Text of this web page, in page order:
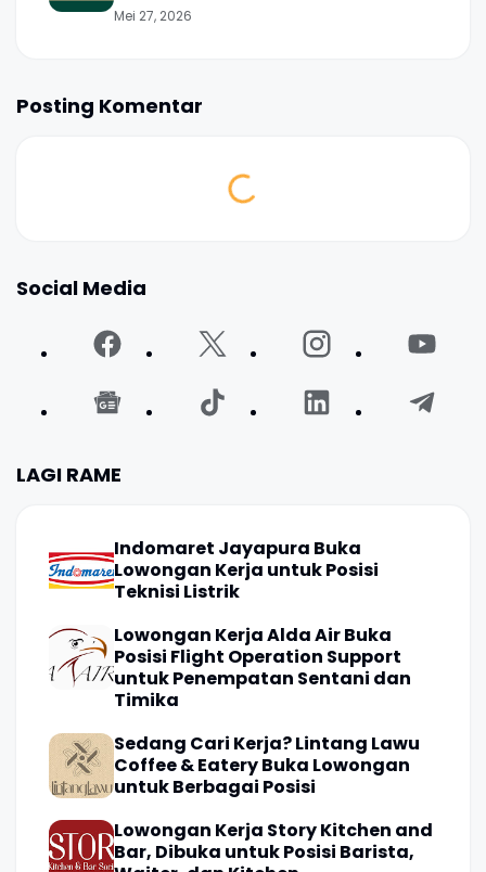
Mei 27, 2026
Posting Komentar
Social Media
LAGI RAME
Indomaret Jayapura Buka
Lowongan Kerja untuk Posisi
Teknisi Listrik
Lowongan Kerja Alda Air Buka
Posisi Flight Operation Support
untuk Penempatan Sentani dan
Timika
Sedang Cari Kerja? Lintang Lawu
Coffee & Eatery Buka Lowongan
untuk Berbagai Posisi
Lowongan Kerja Story Kitchen and
Bar, Dibuka untuk Posisi Barista,